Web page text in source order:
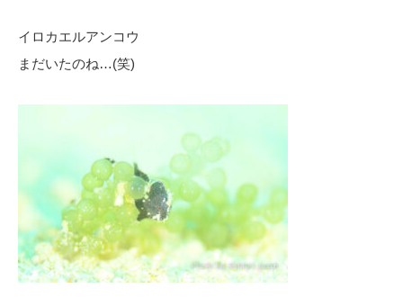
イロカエルアンコウ
まだいたのね…(笑)